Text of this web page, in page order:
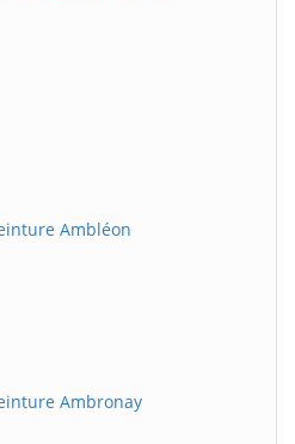
Ambléon
Ambronay